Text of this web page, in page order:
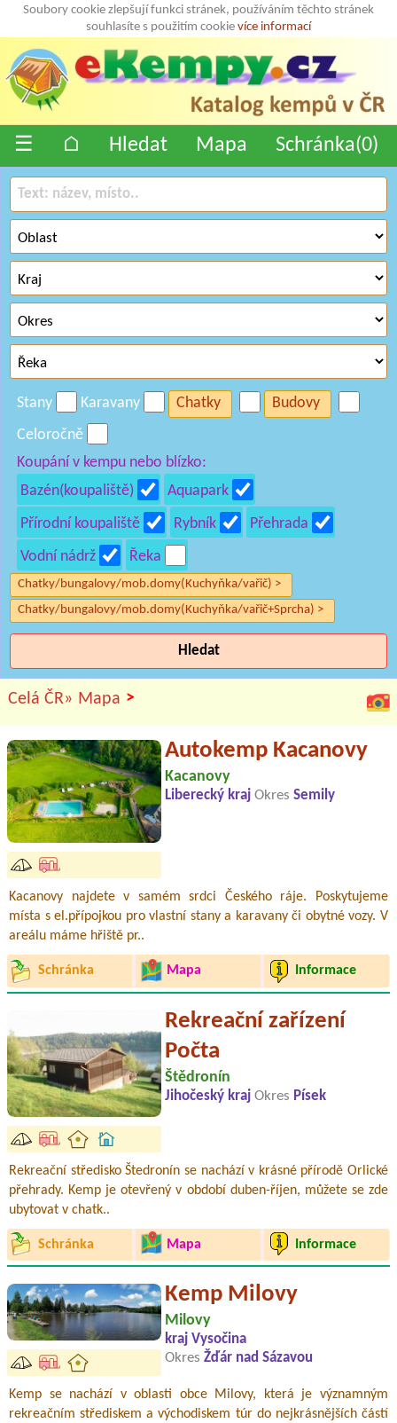
Soubory cookie zlepšují funkci stránek, používáním těchto stránek
souhlasíte s použitím cookie více informací
☰ ⌂ Hledat Mapa Schránka(0)
Stany Karavany Chatky
Budovy
Celoročně
Koupání v kempu nebo blízko:
Bazén(koupaliště)
Aquapark
Přírodní koupaliště
Rybník
Přehrada
Vodní nádrž
Řeka
Chatky/bungalovy/mob.domy(Kuchyňka/vařič) >
Chatky/bungalovy/mob.domy(Kuchyňka/vařič+Sprcha) >
Hledat
Celá ČR» Mapa >
Autokemp Kacanovy
Kacanovy
Liberecký kraj Okres Semily
Kacanovy najdete v samém srdci Českého ráje. Poskytujeme
místa s el.přípojkou pro vlastní stany a karavany či obytné vozy. V
areálu máme hřiště pr..
Schránka Mapa Informace
Rekreační zařízení
Počta
Štědronín
Jihočeský kraj Okres Písek
Rekreační středisko Štedronín se nachází v krásné přírodě Orlické
přehrady. Kemp je otevřený v období duben-říjen, můžete se zde
ubytovat v chatk..
Schránka Mapa Informace
Kemp Milovy
Milovy
kraj Vysočina
Okres Žďár nad Sázavou
Kemp se nachází v oblasti obce Milovy, která je významným
rekreačním střediskem a východiskem túr do nejkrásnějších částí